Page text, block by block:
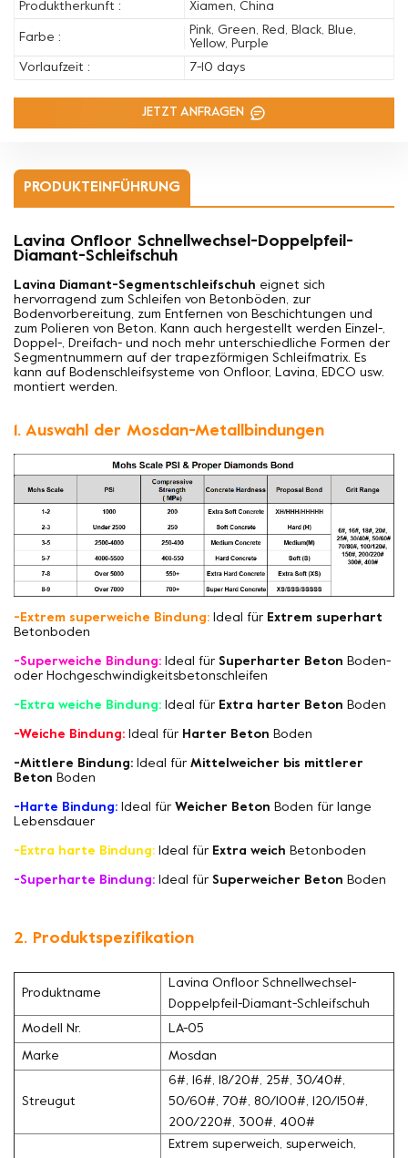
Produktherkunft :
Xiamen, China
Farbe :
Pink, Green, Red, Black, Blue,
Yellow, Purple
Vorlaufzeit :
7-10 days
JETZT ANFRAGEN
PRODUKTEINFÜHRUNG
Lavina Onfloor Schnellwechsel-Doppelpfeil-
Diamant-Schleifschuh
Lavina Diamant-Segmentschleifschuh eignet sich
hervorragend zum Schleifen von Betonböden, zur
Bodenvorbereitung, zum Entfernen von Beschichtungen und
zum Polieren von Beton. Kann auch hergestellt werden Einzel-,
Doppel-, Dreifach- und noch mehr unterschiedliche Formen der
Segmentnummern auf der trapezförmigen Schleifmatrix. Es
kann auf Bodenschleifsysteme von Onfloor, Lavina, EDCO usw.
montiert werden.
1. Auswahl der Mosdan-Metallbindungen
-Extrem superweiche Bindung: Ideal für Extrem superhart
Betonboden
-Superweiche Bindung: Ideal für Superharter Beton Boden-
oder Hochgeschwindigkeitsbetonschleifen
-Extra weiche Bindung: Ideal für Extra harter Beton Boden
-Weiche Bindung: Ideal für Harter Beton Boden
-Mittlere Bindung: Ideal für Mittelweicher bis mittlerer
Beton Boden
-Harte Bindung: Ideal für Weicher Beton Boden für lange
Lebensdauer
-Extra harte Bindung: Ideal für Extra weich Betonboden
-Superharte Bindung: Ideal für Superweicher Beton Boden
2. Produktspezifikation
Produktname
Lavina Onfloor Schnellwechsel-
Doppelpfeil-Diamant-Schleifschuh
Modell Nr. LA-05
Marke Mosdan
Streugut
6#, 16#, 18/20#, 25#, 30/40#,
50/60#, 70#, 80/100#, 120/150#,
200/220#, 300#, 400#
Extrem superweich, superweich,